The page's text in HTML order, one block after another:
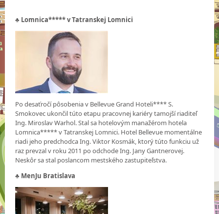
♣ Lomnica***** v Tatranskej Lomnici
Po desaťročí pôsobenia v Bellevue Grand Hoteli**** S.
Smokovec ukončil túto etapu pracovnej kariéry tamojší riaditeľ
Ing. Miroslav Warhol. Stal sa hotelovým manažérom hotela
Lomnica***** v Tatranskej Lomnici. Hotel Bellevue momentálne
riadi jeho predchodca Ing. Viktor Kosmák, ktorý túto funkciu už
raz prevzal v roku 2011 po odchode Ing. Jany Gantnerovej.
Neskôr sa stal poslancom mestského zastupiteľstva.
♣ MenJu Bratislava